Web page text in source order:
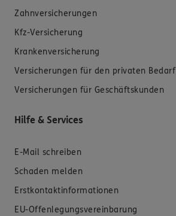
Zahnversicherungen
Kfz-Versicherung
Krankenversicherung
Versicherungen für den privaten Bedarf
Versicherungen für Geschäftskunden
Hilfe & Services
E-Mail schreiben
Schaden melden
Erstkontaktinformationen
EU-Offenlegungsvereinbarung